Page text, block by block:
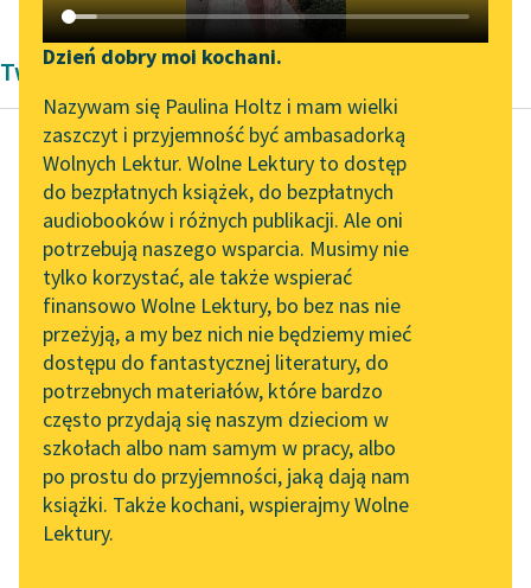
Katalog DAISY
Podkasty o książkach
Zgłoś brak utworu
Aktualności
„Prokurator Alicja Horn”
do słuchania
Byliśmy częścią AI Impact
Lab
Zapraszamy na spotkanie
online z tłumaczkami
literatury skandynawskiej
Spotkanie z Katarzyną
Tunkiel w Oslo
102. lata temu zmarł
Joseph Conrad
Narzędzia
Mapa Wolnych Lektur
Leśmianator
Przewodnik dla piszących i
czytających
API
OAI-PMH
Widget Wolnych Lektur
Przypisy
Dzień dobry moi kochani.
Nazywam się Paulina Holtz i mam wielki
zaszczyt i przyjemność być ambasadorką
Wolnych Lektur. Wolne Lektury to dostęp
do bezpłatnych książek, do bezpłatnych
audiobooków i różnych publikacji. Ale oni
potrzebują naszego wsparcia. Musimy nie
tylko korzystać, ale także wspierać
finansowo Wolne Lektury, bo bez nas nie
przeżyją, a my bez nich nie będziemy mieć
dostępu do fantastycznej literatury, do
potrzebnych materiałów, które bardzo
często przydają się naszym dzieciom w
szkołach albo nam samym w pracy, albo
po prostu do przyjemności, jaką dają nam
książki. Także kochani, wspierajmy Wolne
Lektury.
Twórczość Bolesław Prus
Bolesław Prus
Powracająca fala
W chwili przecież, gdy
zagniewany fabrykant
bawełnianych tkanin
zapragnąłby
wyrodnego jedynaka
wyprzeć się,
wydziedziczyć i...